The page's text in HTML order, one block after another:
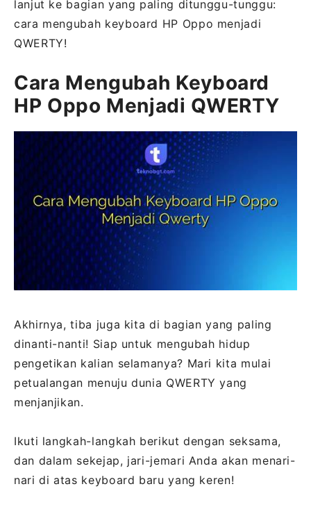
lanjut ke bagian yang paling ditunggu-tunggu:
cara mengubah keyboard HP Oppo menjadi
QWERTY!
Cara Mengubah Keyboard
HP Oppo Menjadi QWERTY
Akhirnya, tiba juga kita di bagian yang paling
dinanti-nanti! Siap untuk mengubah hidup
pengetikan kalian selamanya? Mari kita mulai
petualangan menuju dunia QWERTY yang
menjanjikan.
Ikuti langkah-langkah berikut dengan seksama,
dan dalam sekejap, jari-jemari Anda akan menari-
nari di atas keyboard baru yang keren!